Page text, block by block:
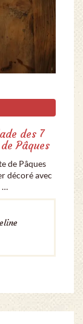
des 7
Pâques
de Pâques
décoré avec
…